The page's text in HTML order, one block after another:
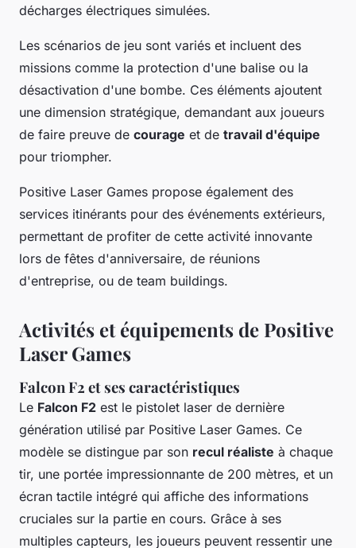
décharges électriques simulées.
Les scénarios de jeu sont variés et incluent des
missions comme la protection d'une balise ou la
désactivation d'une bombe. Ces éléments ajoutent
une dimension stratégique, demandant aux joueurs
de faire preuve de courage et de travail d'équipe
pour triompher.
Positive Laser Games propose également des
services itinérants pour des événements extérieurs,
permettant de profiter de cette activité innovante
lors de fêtes d'anniversaire, de réunions
d'entreprise, ou de team buildings.
Activités et équipements de Positive
Laser Games
Falcon F2 et ses caractéristiques
Le Falcon F2 est le pistolet laser de dernière
génération utilisé par Positive Laser Games. Ce
modèle se distingue par son recul réaliste à chaque
tir, une portée impressionnante de 200 mètres, et un
écran tactile intégré qui affiche des informations
cruciales sur la partie en cours. Grâce à ses
multiples capteurs, les joueurs peuvent ressentir une